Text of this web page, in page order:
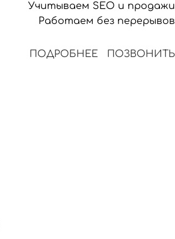
Учитываем SEO и продажи
Работаем без перерывов
ПОДРОБНЕЕ ПОЗВОНИТЬ